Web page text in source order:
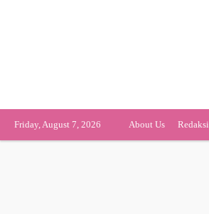
Friday, August 7, 2026 About Us Redaksi